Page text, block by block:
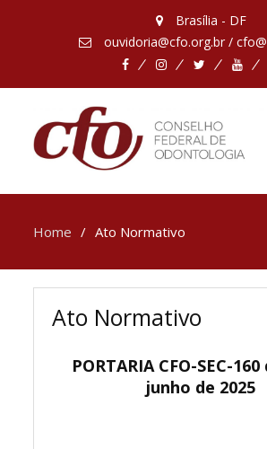
Brasília - DF
ouvidoria@cfo.org.br /
FacebookInstagramTwitter
Home Ato Normativo
Ato Normativo
PORTARIA CFO-SEC-
junho de 2025